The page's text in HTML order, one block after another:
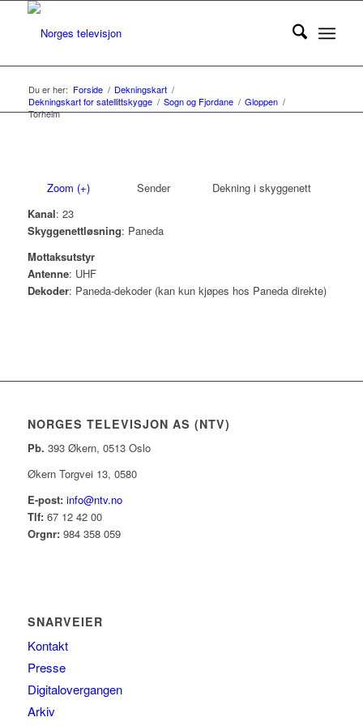
Du er her: Forside / Dekningskart /
Dekningskart for satellittskygge / Sogn og Fjordane / Gloppen /
Torheim
Zoom (+) Sender
Dekning i skyggenett
Kanal: 23
Skyggenettløsning: Paneda
Mottaksutstyr
Antenne: UHF
Dekoder: Paneda-dekoder (kan kun kjøpes hos Paneda direkte)
NORGES TELEVISJON AS (NTV)
Pb. 393 Økern, 0513 Oslo
Økern Torgvei 13, 0580
E-post: info@ntv.no
Tlf:67 12 42 00
Orgnr:984 358 059
SNARVEIER
Kontakt
Presse
Digitalovergangen
Arkiv